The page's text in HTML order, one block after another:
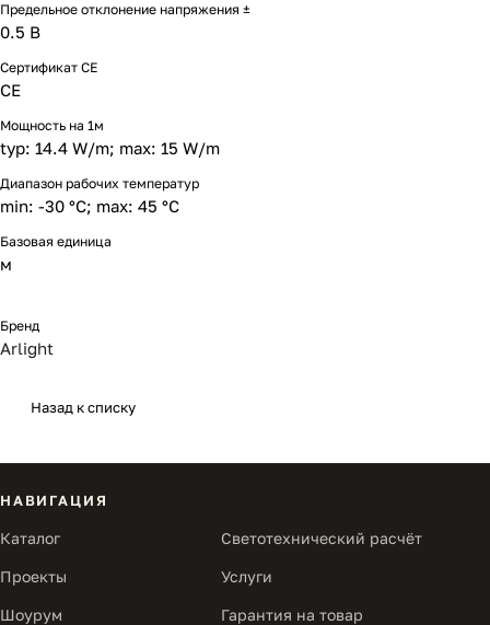
Предельное отклонение напряжения ±
0.5 В
Сертификат CE
CE
Мощность на 1м
typ: 14.4 W/m; max: 15 W/m
Диапазон рабочих температур
min: -30 °C; max: 45 °C
Базовая единица
м
Бренд
Arlight
Назад к списку
НАВИГАЦИЯ
Каталог Светотехнический расчёт
Проекты Услуги
Шоурум Гарантия на товар